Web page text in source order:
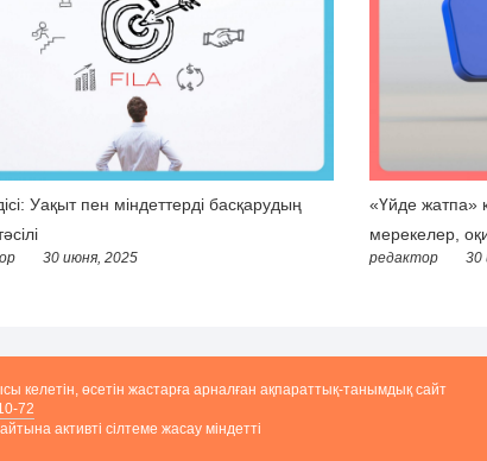
Уақыт пен міндеттерді басқарудың
30 июня, 2025
«Үйде жатпа»
мерекелер,
редактор 30
келетін, өсетін жастарға арналған ақпараттық-танымдық сайт
72
активті сілтеме жасау міндетті